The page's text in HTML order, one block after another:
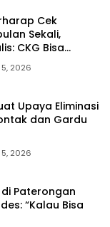
Cek
Sekali,
CKG Bisa
Posyandu ILP
2026
Upaya Eliminasi
dan Gardu
2026
Paterongan
“Kalau Bisa